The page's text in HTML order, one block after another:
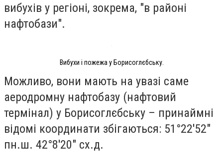
вибухів у регіоні, зокрема, "в районі
нафтобази".
Вибухи і пожежа у Борисоглєбську.
Можливо, вони мають на увазі саме
аеродромну нафтобазу (нафтовий
термінал) у Борисоглєбську – принаймні
відомі координати збігаються: 51°22'52"
пн.ш. 42°8'20" сх.д.